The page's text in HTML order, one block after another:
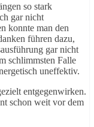
so stark
gar nicht
konnte man den
führen dazu,
gar nicht
schlimmsten Falle
uneffektiv.
entgegenwirken.
schon weit vor dem